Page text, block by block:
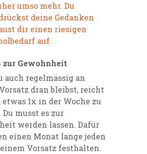
umso mehr. Du
deine Gedanken
dir einen riesigen
auf.
zur Gewohnheit
auch regelmässig an
dran bleibst, reicht
1x in der Woche zu
Du musst es zur
werden lassen. Dafür
einen Monat lange jeden
Vorsatz festhalten.